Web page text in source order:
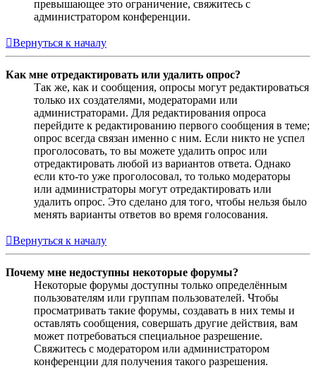
превышающее это ограничение, свяжитесь с
администратором конференции.
Вернуться к началу
Как мне отредактировать или удалить опрос?
Так же, как и сообщения, опросы могут редактироваться
только их создателями, модераторами или
администраторами. Для редактирования опроса
перейдите к редактированию первого сообщения в теме;
опрос всегда связан именно с ним. Если никто не успел
проголосовать, то вы можете удалить опрос или
отредактировать любой из вариантов ответа. Однако
если кто-то уже проголосовал, то только модераторы
или администраторы могут отредактировать или
удалить опрос. Это сделано для того, чтобы нельзя было
менять варианты ответов во время голосования.
Вернуться к началу
Почему мне недоступны некоторые форумы?
Некоторые форумы доступны только определённым
пользователям или группам пользователей. Чтобы
просматривать такие форумы, создавать в них темы и
оставлять сообщения, совершать другие действия, вам
может потребоваться специальное разрешение.
Свяжитесь с модератором или администратором
конференции для получения такого разрешения.